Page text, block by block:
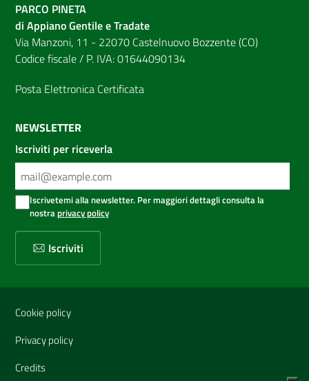
PARCO PINETA
di Appiano Gentile e Tradate
Via Manzoni, 11 - 22070 Castelnuovo Bozzente (CO)
Codice fiscale / P. IVA: 01644090134
Posta Elettronica Certificata
NEWSLETTER
Iscriviti per riceverla
Iscrivetemi alla newsletter. Per maggiori dettagli consulta la
nostraprivacy policy
Iscriviti
Sezione Link Utili
Cookie policy
Privacy policy
Credits